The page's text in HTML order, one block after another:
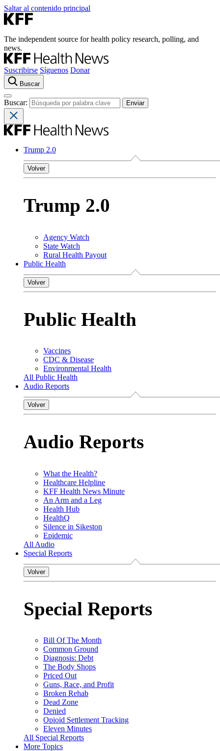
Saltar al contenido principal
The independent source for health policy research, polling, and
news.
Suscribirse Síguenos Donar
Buscar
Buscar:
Trump 2.0
Volver
Trump 2.0
Agency Watch
State Watch
Rural Health Payout
Public Health
Volver
Public Health
Vaccines
CDC & Disease
Environmental Health
All Public Health
Audio Reports
Volver
Audio Reports
What the Health?
Healthcare Helpline
KFF Health News Minute
An Arm and a Leg
Health Hub
HealthQ
Silence in Sikeston
Epidemic
All Audio
Special Reports
Volver
Special Reports
Bill Of The Month
Common Ground
Diagnosis: Debt
The Body Shops
Priced Out
Guns, Race, and Profit
Broken Rehab
Dead Zone
Denied
Opioid Settlement Tracking
Eleven Minutes
All Special Reports
More Topics